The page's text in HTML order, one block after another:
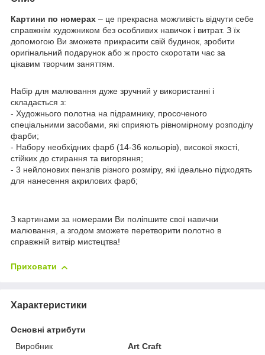
Картини по номерах – це прекрасна можливість відчути себе
справжнім художником без особливих навичок і витрат. З їх
допомогою Ви зможете прикрасити свій будинок, зробити
оригінальний подарунок або ж просто скоротати час за
цікавим творчим заняттям.
Набір для малювання дуже зручний у використанні і
складається з:
- Художнього полотна на підрамнику, просоченого
спеціальними засобами, які сприяють рівномірному розподілу
фарби;
- Набору необхідних фарб (14-36 кольорів), високої якості,
стійких до стирання та вигоряння;
- 3 нейлонових пензлів різного розміру, які ідеально підходять
для нанесення акрилових фарб;
З картинами за номерами Ви поліпшите свої навички
малювання, а згодом зможете перетворити полотно в
справжній витвір мистецтва!
Приховати
Характеристики
Основні атрибути
Виробник
Art Craft